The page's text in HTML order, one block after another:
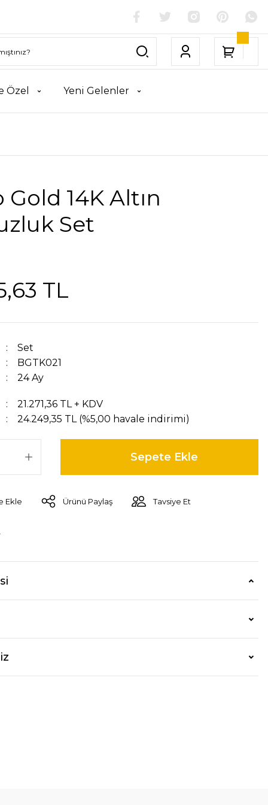
Özel Yeni Gelenler
Gold 14K Altın
Set
TL
Set
BGTK021
24 Ay
21.271,36 TL + KDV
24.249,35 TL (%5,00 havale indirimi)
Sepete Ekle
Ürünü Paylaş Tavsiye Et